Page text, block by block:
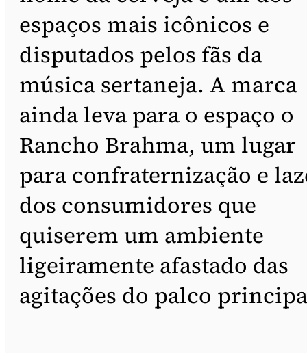
espaços mais icônicos e
disputados pelos fãs da
música sertaneja. A marca
ainda leva para o espaço o
Rancho Brahma, um lugar
para confraternização e
dos consumidores que
quiserem um ambiente
ligeiramente afastado das
agitações do palco